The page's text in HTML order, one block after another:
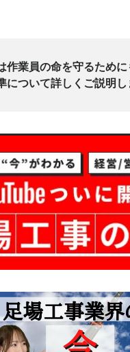
作業員の命を守るため
について詳しくご説明し